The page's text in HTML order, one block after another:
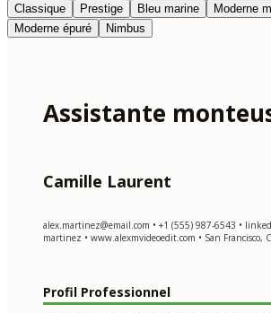
Classique
Prestige Bleu marine Moderne
Moderne épuré
Nimbus
Assistante
Camille Laurent
alex.martinez@email.com • +1 (555) 987-6543 •
martinez • www.alexmvideoedit.com • San Francisco,
Profil Professionnel